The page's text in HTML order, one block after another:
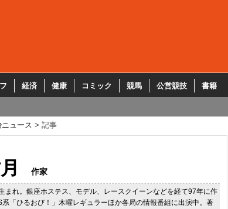
経済 健康 コミック 競馬 公営競技 書籍
ニュース 記事
作家
まれ。銀座ホステス、モデル、レースクイーンなどを経て97年に作
系「ひるおび！」木曜レギュラーほか各局の情報番組に出演中。著